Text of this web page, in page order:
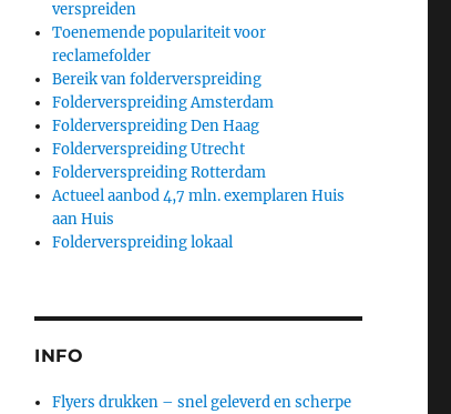
verspreiden
Toenemende populariteit voor
reclamefolder
Bereik van folderverspreiding
Folderverspreiding Amsterdam
Folderverspreiding Den Haag
Folderverspreiding Utrecht
Folderverspreiding Rotterdam
Actueel aanbod 4,7 mln. exemplaren Huis
aan Huis
Folderverspreiding lokaal
INFO
Flyers drukken – snel geleverd en scherpe